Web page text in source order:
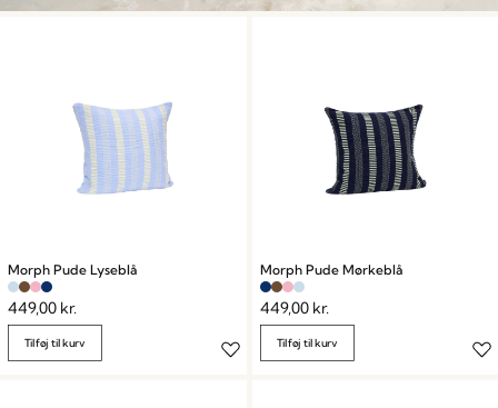
Morph Pude Lyseblå
449,00 kr.
Tilføj til kurv
Morph Pude Mørkeblå
449,00 kr.
Tilføj til kurv